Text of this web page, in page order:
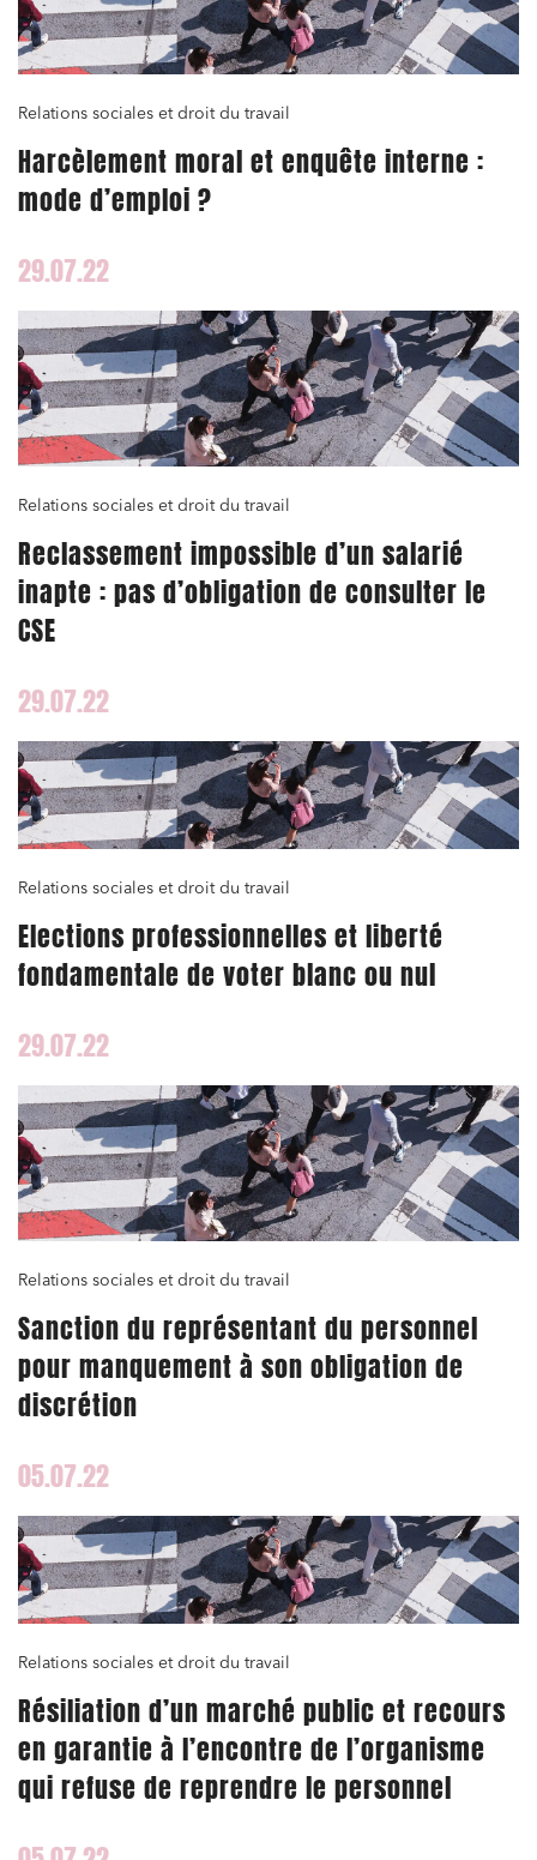
Relations sociales et droit du travail
Harcèlement moral et enquête interne :
mode d’emploi ?
29.07.22
Relations sociales et droit du travail
Reclassement impossible d’un salarié
inapte : pas d’obligation de consulter le
CSE
29.07.22
Relations sociales et droit du travail
Elections professionnelles et liberté
fondamentale de voter blanc ou nul
29.07.22
Relations sociales et droit du travail
Sanction du représentant du personnel
pour manquement à son obligation de
discrétion
05.07.22
Relations sociales et droit du travail
Résiliation d’un marché public et recours
en garantie à l’encontre de l’organisme
qui refuse de reprendre le personnel
Droit du numérique, données et conformité
Relations sociales et droit du travail
Services publics et collectivités
Commande publique
Projets immobiliers
Urbanisme et aménagement
Banque finance et assurance
Droit des sociétés et Fusions-Acquisitions